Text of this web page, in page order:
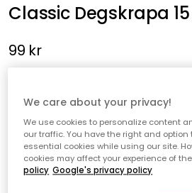
Classic Degskrapa
99 kr
flexibel plast, utformad för att hjälpa
skärbräda och bänkskiva ren och
enkelt upp hackade ingredienser,
matlagn...
We care about your privacy!
We use cookies to personalize content
our traffic. You have the right and
essential cookies while using our site.
cookies may affect your experience of
policy Google's privacy policy